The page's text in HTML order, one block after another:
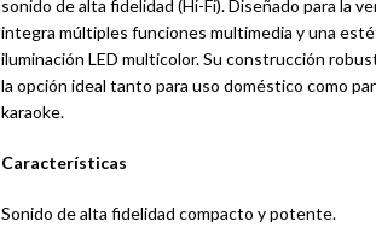
sonido de alta fidelidad (Hi-Fi). Diseñado para la
integra múltiples funciones multimedia y una
iluminación LED multicolor. Su construcción
la opción ideal tanto para uso doméstico como
karaoke.
Características
Sonido de alta fidelidad compacto y potente.